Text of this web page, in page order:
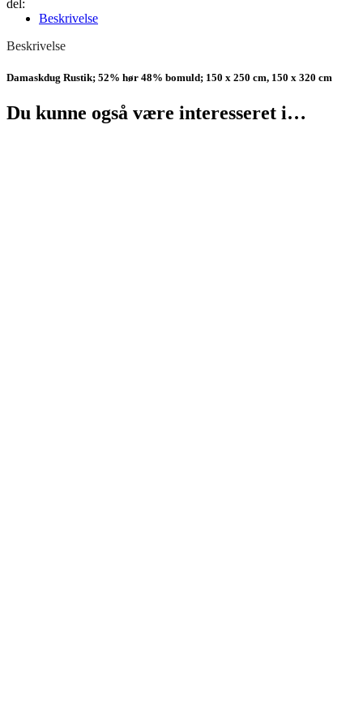
del:
Beskrivelse
Beskrivelse
Damaskdug Rustik; 52% hør 48% bomuld; 150 x 250 cm, 150 x 320 cm
Du kunne også være interesseret i…